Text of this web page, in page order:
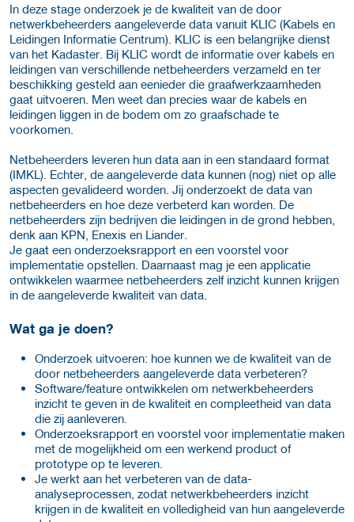
In deze stage onderzoek je de kwaliteit van de door
netwerkbeheerders aangeleverde data vanuit KLIC (Kabels en
Leidingen Informatie Centrum). KLIC is een belangrijke dienst
van het Kadaster. Bij KLIC wordt de informatie over kabels en
leidingen van verschillende netbeheerders verzameld en ter
beschikking gesteld aan eenieder die graafwerkzaamheden
gaat uitvoeren. Men weet dan precies waar de kabels en
leidingen liggen in de bodem om zo graafschade te
voorkomen.
Netbeheerders leveren hun data aan in een standaard format
(IMKL). Echter, de aangeleverde data kunnen (nog) niet op alle
aspecten gevalideerd worden. Jij onderzoekt de data van
netbeheerders en hoe deze verbeterd kan worden. De
netbeheerders zijn bedrijven die leidingen in de grond hebben,
denk aan KPN, Enexis en Liander.
Je gaat een onderzoeksrapport en een voorstel voor
implementatie opstellen. Daarnaast mag je een applicatie
ontwikkelen waarmee netbeheerders zelf inzicht kunnen krijgen
in de aangeleverde kwaliteit van data.
Wat ga je doen?
Onderzoek uitvoeren: hoe kunnen we de kwaliteit van de
door netbeheerders aangeleverde data verbeteren?
Software/feature ontwikkelen om netwerkbeheerders
inzicht te geven in de kwaliteit en compleetheid van data
die zij aanleveren.
Onderzoeksrapport en voorstel voor implementatie maken
met de mogelijkheid om een werkend product of
prototype op te leveren.
Je werkt aan het verbeteren van de data-
analyseprocessen, zodat netwerkbeheerders inzicht
krijgen in de kwaliteit en volledigheid van hun aangeleverde